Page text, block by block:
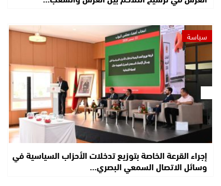
سياسة
إجراء القرعة الخاصة بتوزيع تدخلات الأحزاب السياسية في
وسائل الاتصال السمعي البصري…